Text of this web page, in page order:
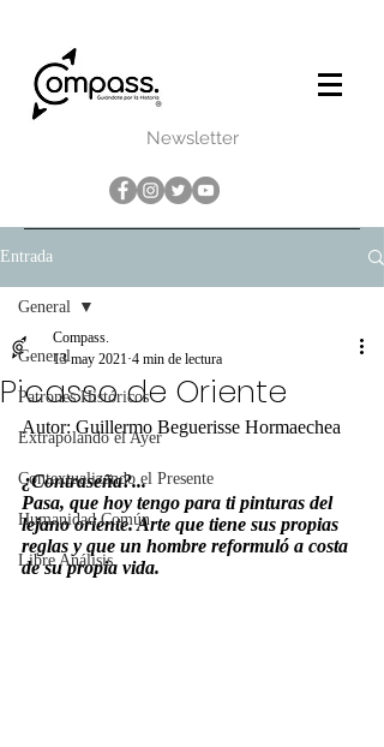
Newsletter
Entrada
General
Patrones Históricos
Extrapolando el Ayer
Contextualizando el Presente
Humanidad Común
Libre Análisis
General
Picasso de Oriente
Compass.
13 may 2021 4 min de lectura
Autor: Guillermo Beguerisse Hormaechea
¿Contraseña?...
Pasa, que hoy tengo para ti pinturas del
lejano oriente. Arte que tiene sus propias
reglas y que un hombre reformuló a costa
de su propia vida.